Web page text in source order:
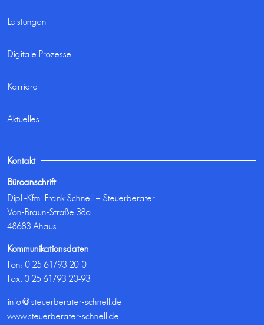
Leistungen
Digitale Prozesse
Karriere
Aktuelles
Kontakt
Büroanschrift
Dipl.-Kfm. Frank Schnell – Steuerberater
Von-Braun-Straße 38a
48683 Ahaus
Kommunikationsdaten
Fon:0 25 61/93 20-0
Fax: 0 25 61/93 20-93
info@steuerberater-schnell.de
www.steuerberater-schnell.de